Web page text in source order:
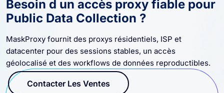
Besoin d un accès proxy fiable pour
Public Data Collection ?
MaskProxy fournit des proxys résidentiels, ISP et
datacenter pour des sessions stables, un accès
géolocalisé et des workflows de données reproductibles.
Contacter Les Ventes